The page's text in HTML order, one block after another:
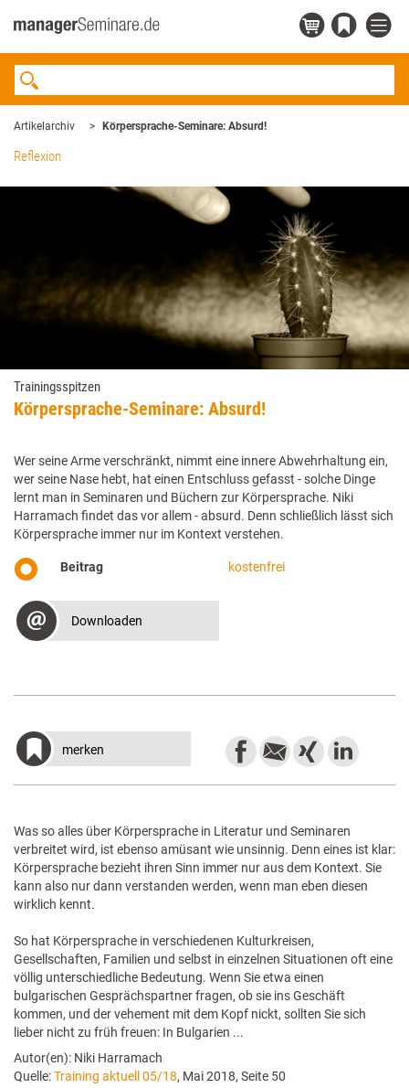
Artikelarchiv Körpersprache-­Seminare: Absurd!
Reflexion
Trainingsspitzen
Körpersprache-­Seminare: Absurd!
Wer seine Arme verschränkt, nimmt eine innere Abwehr­haltung ein,
wer seine Nase hebt, hat einen Entschluss gefasst - solche Dinge
lernt man in Seminaren und Büchern zur Körpersprache. Niki
Harramach findet das vor allem - absurd. Denn schließlich lässt sich
Körpersprache immer nur im Kontext verstehen.
Beitrag kostenfrei
Downloaden
merken
Was so alles über Körpersprache in Literatur und Seminaren
verbreitet wird, ist ebenso amüsant wie unsinnig. Denn eines ist klar:
Körpersprache bezieht ihren Sinn immer nur aus dem Kontext. Sie
kann also nur dann verstanden werden, wenn man eben diesen
wirklich kennt.
So hat Körpersprache in verschiedenen Kulturkreisen,
Gesellschaften, Familien und selbst in einzelnen Situationen oft eine
völlig unterschiedliche Bedeutung. Wenn Sie etwa einen
bulgarischen Gesprächspartner fragen, ob sie ins Geschäft
kommen, und der vehement mit dem Kopf nickt, sollten Sie sich
lieber nicht zu früh freuen: In Bulgarien ...
Autor(en): Niki Harramach
Quelle:Training aktuell 05/18, Mai 2018, Seite 50